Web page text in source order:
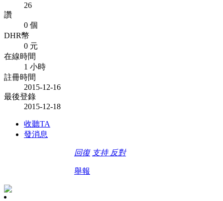
26
讚
0 個
DHR幣
0 元
在線時間
1 小時
註冊時間
2015-12-16
最後登錄
2015-12-18
收聽TA
發消息
回復 支持 反對
舉報